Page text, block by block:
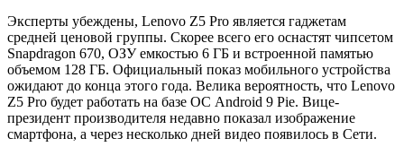
Эксперты убеждены, Lenovo Z5 Pro является гаджетам
средней ценовой группы. Скорее всего его оснастят чипсетом
Snapdragon 670, ОЗУ емкостью 6 ГБ и встроенной памятью
объемом 128 ГБ. Официальный показ мобильного устройства
ожидают до конца этого года. Велика вероятность, что Lenovo
Z5 Pro будет работать на базе ОС Android 9 Pie. Вице-
президент производителя недавно показал изображение
смартфона, а через несколько дней видео появилось в Сети.